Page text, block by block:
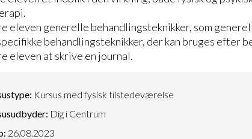
eleven generelle behandlingsteknikker, som
behandlingsteknikker, der kan bruges efter
eleven at skrive en journal.
Kursus med fysisk tilstedeværelse
Dig i Centrum
26.08.2023